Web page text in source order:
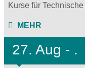
Kurse für
MEHR
27. Aug - .